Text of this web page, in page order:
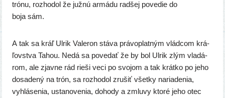
tró­nu, roz­ho­dol že juž­nú armá­du rad­šej pove­die do
boja sám.
A tak sa kráľ Ulrik Valeron stá­va prá­vo­plat­ným vlád­com krá­
ľov­stva Tahou. Nedá sa pove­dať že by bol Ulrik zlým vla­dá­
rom, ale zjav­ne rád rie­ši veci po svo­jom a tak krát­ko po jeho
dosa­de­ný na trón, sa roz­ho­dol zru­šiť všet­ky naria­de­nia,
vyhlá­se­nia, usta­no­ve­nia, doho­dy a zmlu­vy kto­ré jeho otec